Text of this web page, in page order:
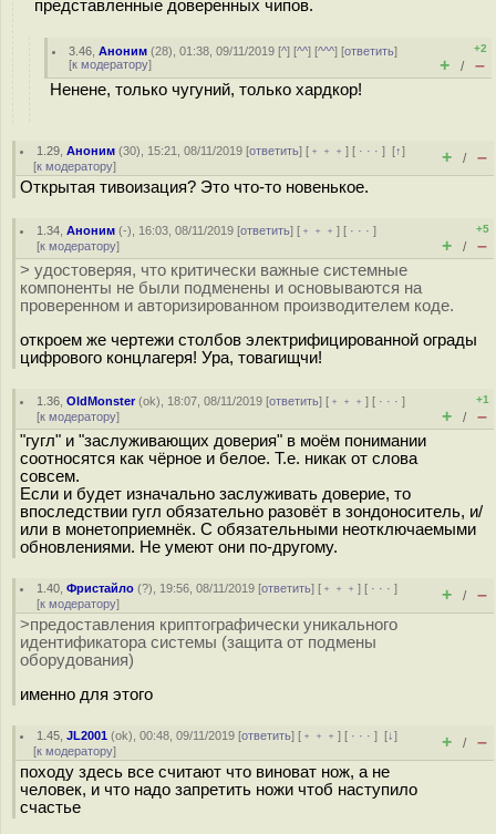
представленные доверенных чипов.
3.46 ,Аноним (28), 01:38, 09/11/2019 [^] [^^] [^^^] [ответить]
[к модератору]
+2
+ / –
Ненене, только чугуний, только хардкор!
1.29 ,Аноним (30), 15:21, 08/11/2019 [ответить] [ ﹢﹢﹢] [ · · ·][↑]
[к модератору] + / –
Открытая тивоизация? Это что-то новенькое.
1.34 ,Аноним (-), 16:03, 08/11/2019 [ответить] [ ﹢﹢﹢] [ · · ·]
[к модератору]
+5
+ / –
> удостоверяя, что критически важные системные
компоненты не были подменены и основываются на
проверенном и авторизированном производителем коде.
откроем же чертежи столбов электрифицированной ограды
цифрового концлагеря! Ура, товагищчи!
1.36 ,OldMonster(ok), 18:07, 08/11/2019 [ответить] [ ﹢﹢﹢] [ · · ·]
[к модератору]
+1
+ / –
"гугл" и "заслуживающих доверия" в моём понимании
соотносятся как чёрное и белое. Т.е. никак от слова
совсем.
Если и будет изначально заслуживать доверие, то
впоследствии гугл обязательно разовёт в зондоноситель, и/
или в монетоприемнёк. С обязательными неотключаемыми
обновлениями. Не умеют они по-другому.
1.40 ,Фристайло (?), 19:56, 08/11/2019 [ответить] [ ﹢﹢﹢] [ · · ·]
[к модератору] + / –
>предоставления криптографически уникального
идентификатора системы (защита от подмены
оборудования)
именно для этого
1.45 ,JL2001 (ok), 00:48, 09/11/2019 [ответить] [ ﹢﹢﹢] [ · · ·][↓]
[к модератору] + / –
походу здесь все считают что виноват нож, а не
человек, и что надо запретить ножи чтоб наступило
счастье